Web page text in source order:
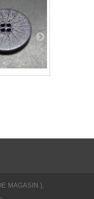
MAGASIN ),